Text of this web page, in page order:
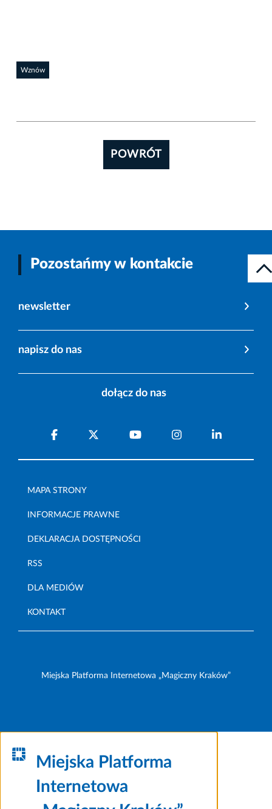
Wznów
POWRÓT
Pozostańmy w kontakcie
newsletter
napisz do nas
dołącz do nas
MAPA STRONY
INFORMACJE PRAWNE
DEKLARACJA DOSTĘPNOŚCI
RSS
DLA MEDIÓW
KONTAKT
Miejska Platforma Internetowa „Magiczny Kraków”
Miejska Platforma
Internetowa